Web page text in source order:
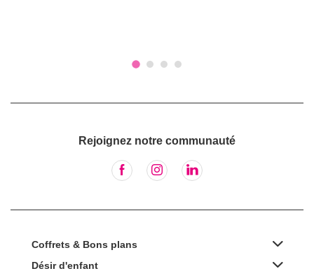
Rejoignez notre communauté
Coffrets & Bons plans
Désir d'enfant